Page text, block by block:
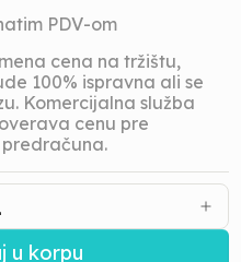
PDV-om
cena na tržištu,
100% ispravna ali se
Komercijalna služba
cenu pre
u korpu